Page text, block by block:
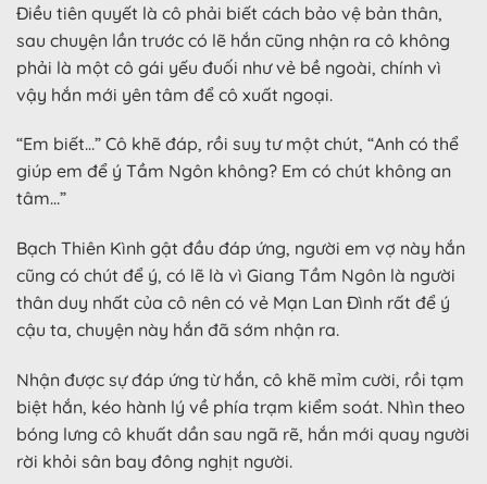
Điều tiên quyết là cô phải biết cách bảo vệ bản thân,
sau chuyện lần trước có lẽ hắn cũng nhận ra cô không
phải là một cô gái yếu đuối như vẻ bề ngoài, chính vì
vậy hắn mới yên tâm để cô xuất ngoại.
“Em biết…” Cô khẽ đáp, rồi suy tư một chút, “Anh có thể
giúp em để ý Tầm Ngôn không? Em có chút không an
tâm…”
Bạch Thiên Kình gật đầu đáp ứng, người em vợ này hắn
cũng có chút để ý, có lẽ là vì Giang Tầm Ngôn là người
thân duy nhất của cô nên có vẻ Mạn Lan Đình rất để ý
cậu ta, chuyện này hắn đã sớm nhận ra.
Nhận được sự đáp ứng từ hắn, cô khẽ mỉm cười, rồi tạm
biệt hắn, kéo hành lý về phía trạm kiểm soát. Nhìn theo
bóng lưng cô khuất dần sau ngã rẽ, hắn mới quay người
rời khỏi sân bay đông nghịt người.